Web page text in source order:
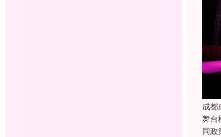
成都
舞台
同政